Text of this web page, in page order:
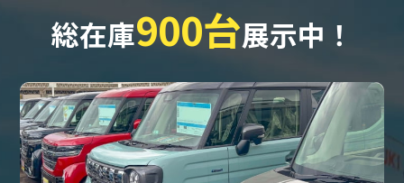
総在庫900台展示中！